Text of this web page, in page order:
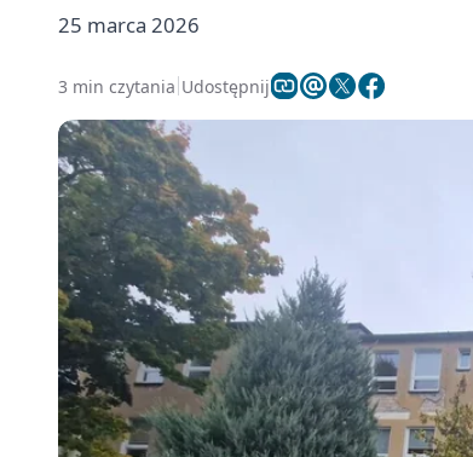
25 marca 2026
3 min czytania Udostępnij